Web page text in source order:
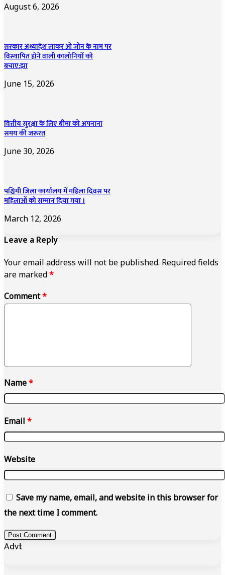
August 6, 2026
सरकार अध्यादेश लाकर ओ जोन के नाम पर
विस्थापित होने वाली कालोनियों को
बचाए:झा
June 15, 2026
वित्तीय सुरक्षा के लिए बीमा को अपनाना
समय की जरूरत
June 30, 2026
पश्चिमी जिला कार्यालय में महिला दिवस पर
महिलाओं को सम्मान दिया गया ।
March 12, 2026
Leave a Reply
Your email address will not be published. Required fields
are marked*
Comment*
Name*
Email *
Website
Save my name, email, and website in this browser for
the next time I comment.
Advt